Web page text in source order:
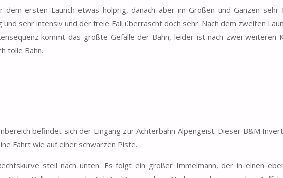
ersten Launch etwas holprig, danach aber im Großen und Ganzen sehr
sehr intensiv und der freie Fall überrascht doch sehr. Nach dem zweiten
kommt das größte Gefälle der Bahn, leider ist nach zwei weiteren
tolle Bahn.
befindet sich der Eingang zur Achterbahn Alpengeist. Dieser B&M
Fahrt wie auf einer schwarzen Piste.
steil nach unten. Es folgt ein großer Immelmann, der in einen